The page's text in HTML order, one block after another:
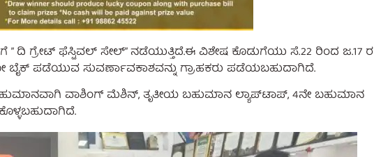
” ದಿ ಗ್ರೇಟ್ ಫೆಸ್ಟಿವಲ್ ಸೇಲ್” ನಡೆಯುತ್ತಿದೆ.ಈ ವಿಶೇಷ ಕೊಡುಗೆಯು ಸೆ.22 ರಿಂದ ಜ.17 ರ
ಪಡೆಯುವ ಸುವರ್ಣಾವಕಾಶವನ್ನು ಗ್ರಾಹಕರು ಪಡೆಯಬಹುದಾಗಿದೆ.
ವಾಶಿಂಗ್ ಮೆಶಿನ್, ತೃತೀಯ ಬಹುಮಾನ ಲ್ಯಾಪ್‌ಟಾಪ್, 4ನೇ ಬಹುಮಾನ